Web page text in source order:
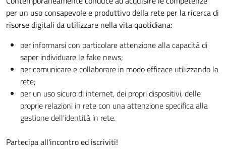
per un uso consapevole e produttivo della rete per la ricerca di
risorse digitali da utilizzare nella vita quotidiana:
per informarsi con particolare attenzione alla capacità di
saper individuare le fake news;
per comunicare e collaborare in modo efficace utilizzando la
rete;
per un uso sicuro di internet, dei propri dispositivi, delle
proprie relazioni in rete con una attenzione specifica alla
gestione dell'identità in rete.
Partecipa all'incontro ed iscriviti!